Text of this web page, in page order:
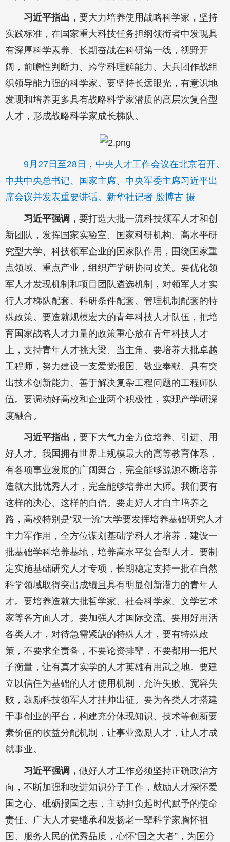
习近平指出， 要大力培养使用战略科学家，坚持
实践标准，在国家重大科技任务担纲领衔者中发现具
有深厚科学素养、长期奋战在科研第一线，视野开
阔，前瞻性判断力、跨学科理解能力、大兵团作战组
织领导能力强的科学家。要坚持长远眼光，有意识地
发现和培养更多具有战略科学家潜质的高层次复合型
人才，形成战略科学家成长梯队。
9月27日至28日，中央人才工作会议在北京召开。
中共中央总书记、国家主席、中央军委主席习近平出
席会议并发表重要讲话。新华社记者 殷博古 摄
习近平强调， 要打造大批一流科技领军人才和创
新团队，发挥国家实验室、国家科研机构、高水平研
究型大学、科技领军企业的国家队作用，围绕国家重
点领域、重点产业，组织产学研协同攻关。要优化领
军人才发现机制和项目团队遴选机制，对领军人才实
行人才梯队配套、科研条件配套、管理机制配套的特
殊政策。要造就规模宏大的青年科技人才队伍，把培
育国家战略人才力量的政策重心放在青年科技人才
上，支持青年人才挑大梁、当主角。要培养大批卓越
工程师，努力建设一支爱党报国、敬业奉献、具有突
出技术创新能力、善于解决复杂工程问题的工程师队
伍。要调动好高校和企业两个积极性，实现产学研深
度融合。
习近平指出， 要下大气力全方位培养、引进、用
好人才。我国拥有世界上规模最大的高等教育体系，
有各项事业发展的广阔舞台，完全能够源源不断培养
造就大批优秀人才，完全能够培养出大师。我们要有
这样的决心、这样的自信。要走好人才自主培养之
路，高校特别是“双一流”大学要发挥培养基础研究人才
主力军作用，全方位谋划基础学科人才培养，建设一
批基础学科培养基地，培养高水平复合型人才。要制
定实施基础研究人才专项，长期稳定支持一批在自然
科学领域取得突出成绩且具有明显创新潜力的青年人
才。要培养造就大批哲学家、社会科学家、文学艺术
家等各方面人才。要加强人才国际交流。要用好用活
各类人才，对待急需紧缺的特殊人才，要有特殊政
策，不要求全责备，不要论资排辈，不要都用一把尺
子衡量，让有真才实学的人才英雄有用武之地。要建
立以信任为基础的人才使用机制，允许失败、宽容失
败，鼓励科技领军人才挂帅出征。要为各类人才搭建
干事创业的平台，构建充分体现知识、技术等创新要
素价值的收益分配机制，让事业激励人才，让人才成
就事业。
习近平强调， 做好人才工作必须坚持正确政治方
向，不断加强和改进知识分子工作，鼓励人才深怀爱
国之心、砥砺报国之志，主动担负起时代赋予的使命
责任。广大人才要继承和发扬老一辈科学家胸怀祖
国、服务人民的优秀品质，心怀“国之大者”，为国分